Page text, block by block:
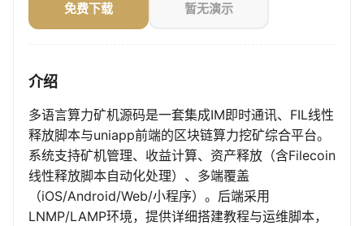
免费下载 暂无演示
介绍
多语言算力矿机源码是一套集成IM即时通讯、FIL线性
释放脚本与uniapp前端的区块链算力挖矿综合平台。
系统支持矿机管理、收益计算、资产释放（含Filecoin
线性释放脚本自动化处理）、多端覆盖
（iOS/Android/Web/小程序）。后端采用
LNMP/LAMP环境，提供详细搭建教程与运维脚本，